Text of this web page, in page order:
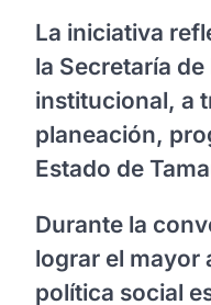
La iniciativa
la Secretaría
institucional, a
planeación,
Estado de
Durante la
lograr el mayor
política social